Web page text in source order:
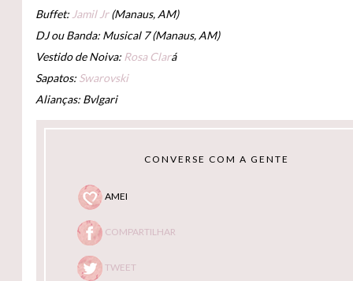
Buffet: Jamil Jr(Manaus, AM)
DJ ou Banda: Musical 7 (Manaus, AM)
Vestido de Noiva: Rosa Clará
Sapatos: Swarovski
Alianças: Bvlgari
CONVERSE COM A GENTE
AMEI
COMPARTILHAR
TWEET